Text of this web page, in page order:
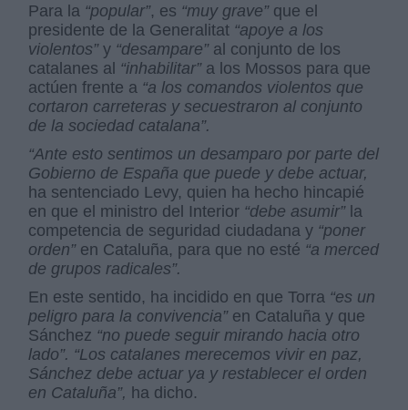
Para la “popular”, es “muy grave”que el
presidente de la Generalitat “apoye a los
violentos”y “desampare”al conjunto de los
catalanes al “inhabilitar”a los Mossos para que
actúen frente a “a los comandos violentos que
cortaron carreteras y secuestraron al conjunto
de la sociedad catalana”.
“Ante esto sentimos un desamparo por parte del
Gobierno de España que puede y debe actuar,
ha sentenciado Levy, quien ha hecho hincapié
en que el ministro del Interior “debe asumir”la
competencia de seguridad ciudadana y “poner
orden” en Cataluña, para que no esté “a merced
de grupos radicales”.
En este sentido, ha incidido en que Torra “es un
peligro para la convivencia” en Cataluña y que
Sánchez “no puede seguir mirando hacia otro
lado”. “Los catalanes merecemos vivir en paz,
Sánchez debe actuar ya y restablecer el orden
en Cataluña”, ha dicho.